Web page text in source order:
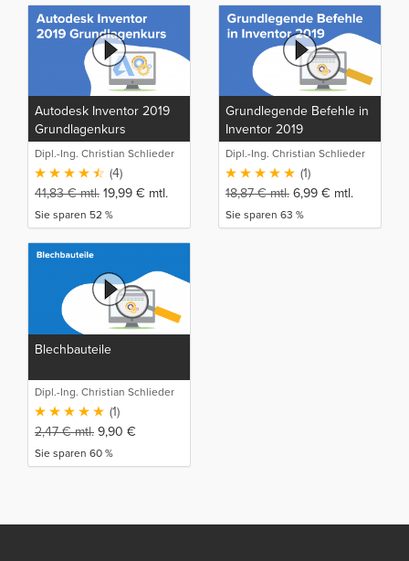
Autodesk Inventor 2019
Grundlagenkurs
Dipl.-Ing. Christian Schlieder
(4)
41,83€mtl. 19,99 € mtl.
Sie sparen 52 %
Grundlegende Befehle in
Inventor 2019
Dipl.-Ing. Christian Schlieder
(1)
18,87€mtl. 6,99 € mtl.
Sie sparen 63 %
Blechbauteile
Dipl.-Ing. Christian Schlieder
(1)
2,47€mtl. 9,90 €
Sie sparen 60 %